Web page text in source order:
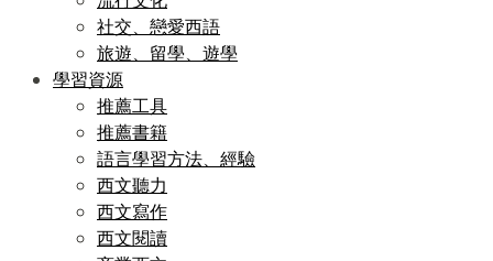
社交、戀愛西語
旅遊、留學、遊學
學習資源
推薦工具
推薦書籍
語言學習方法、經驗
西文聽力
西文寫作
西文閱讀